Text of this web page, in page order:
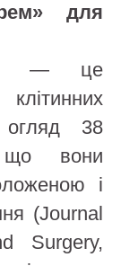
для
— це
огляд 38
що вони
і
(Journal
Surgery,